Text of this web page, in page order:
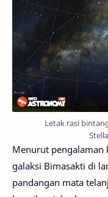
Letak rasi
Menurut pengalaman
galaksi Bimasakti di
pandangan mata